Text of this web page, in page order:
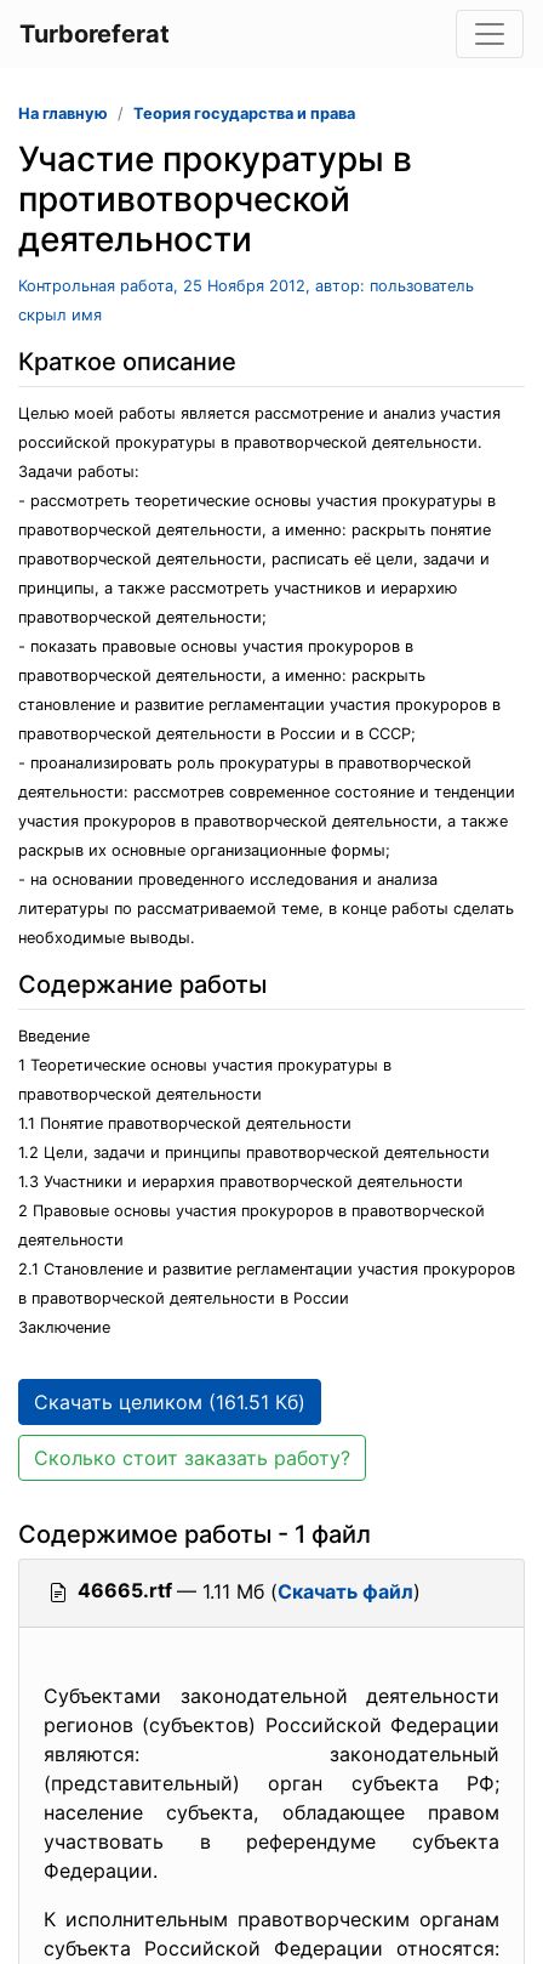
Turboreferat
На главную Теория государства и права
Участие прокуратуры в
противотворческой
деятельности
Контрольная работа, 25 Ноября 2012, автор: пользователь
скрыл имя
Краткое описание
Целью моей работы является рассмотрение и анализ участия
российской прокуратуры в правотворческой деятельности.
Задачи работы:
- рассмотреть теоретические основы участия прокуратуры в
правотворческой деятельности, а именно: раскрыть понятие
правотворческой деятельности, расписать её цели, задачи и
принципы, а также рассмотреть участников и иерархию
правотворческой деятельности;
- показать правовые основы участия прокуроров в
правотворческой деятельности, а именно: раскрыть
становление и развитие регламентации участия прокуроров в
правотворческой деятельности в России и в СССР;
- проанализировать роль прокуратуры в правотворческой
деятельности: рассмотрев современное состояние и тенденции
участия прокуроров в правотворческой деятельности, а также
раскрыв их основные организационные формы;
- на основании проведенного исследования и анализа
литературы по рассматриваемой теме, в конце работы сделать
необходимые выводы.
Содержание работы
Введение
1 Теоретические основы участия прокуратуры в
правотворческой деятельности
1.1 Понятие правотворческой деятельности
1.2 Цели, задачи и принципы правотворческой деятельности
1.3 Участники и иерархия правотворческой деятельности
2 Правовые основы участия прокуроров в правотворческой
деятельности
2.1 Становление и развитие регламентации участия прокуроров
в правотворческой деятельности в России
Заключение
Скачать целиком (161.51 Кб)
Сколько стоит заказать работу?
Содержимое работы - 1 файл
46665.rtf — 1.11 Мб (Скачать файл)
Субъектами законодательной деятельности
регионов (субъектов) Российской Федерации
являются: законодательный
(представительный) орган субъекта РФ;
население субъекта, обладающее правом
участвовать в референдуме субъекта
Федерации.
К исполнительным правотворческим органам
субъекта Российской Федерации относятся: